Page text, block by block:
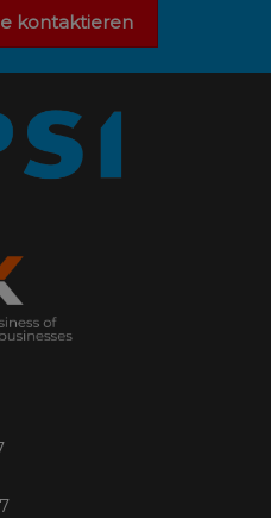
kontaktieren